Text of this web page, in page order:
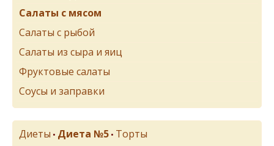
Салаты с мясом
Салаты с рыбой
Салаты из сыра и яиц
Фруктовые салаты
Соусы и заправки
Диеты • Диета №5 • Торты